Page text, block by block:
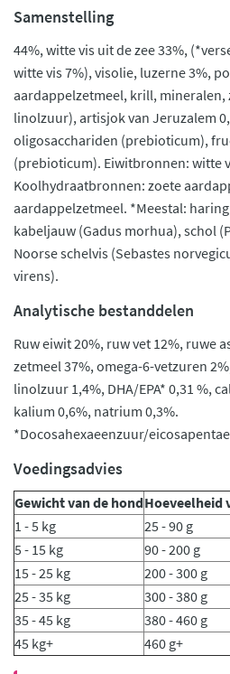
Samenstelling
44%, witte vis uit de zee 33%,
witte vis 7%), visolie, luzerne 3%,
aardappelzetmeel, krill,
linolzuur), artisjok van Jeruzalem
oligosacchariden (prebioticum),
(prebioticum). Eiwitbronnen: witte
Koolhydraatbronnen: zoete
aardappelzetmeel. *Meestal:
kabeljauw (Gadus morhua), schol
Noorse schelvis (Sebastes
virens).
Analytische bestanddelen
Ruw eiwit 20%, ruw vet 12%, ruwe
zetmeel 37%, omega-6-vetzuren
linolzuur 1,4%, DHA/EPA* 0,31 %,
kalium 0,6%, natrium 0,3%.
*Docosahexaeenzuur/
Voedingsadvies
Gewicht van de hondHoeveelheid
1 - 5 kg
25 - 90 g
5 - 15 kg
90 - 200 g
15 - 25 kg
200 - 300 g
25 - 35 kg
300 - 380 g
35 - 45 kg
380 - 460 g
45 kg+
460 g+